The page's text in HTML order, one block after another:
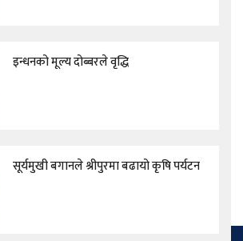
इन्धनको मूल्य दोब्बरले वृद्धि
सूर्यमुखी बगानले श्रीपुरमा बढायो कृषि पर्यटन